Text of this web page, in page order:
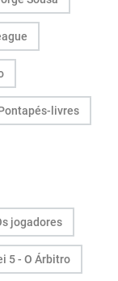
livres
jogadores
5 - O Árbitro